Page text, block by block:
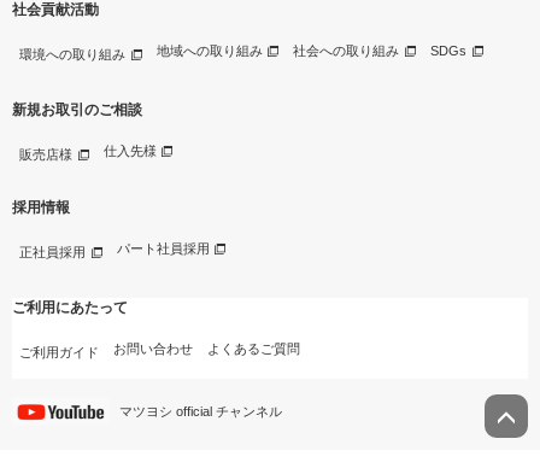
社会貢献活動
環境への取り組み 地域への取り組み 社会への取り組み SDGs
新規お取引のご相談
販売店様 仕入先様
採用情報
正社員採用 パート社員採用
ご利用にあたって
ご利用ガイド お問い合わせ よくあるご質問
マツヨシ official チャンネル